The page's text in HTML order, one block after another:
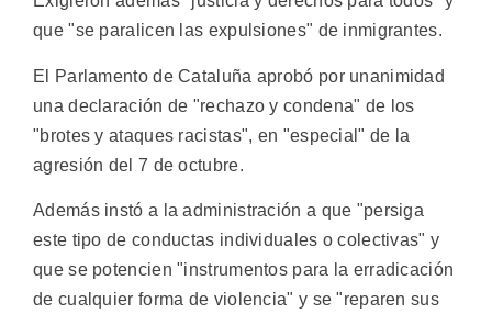
que "se paralicen las expulsiones" de inmigrantes.
El Parlamento de Cataluña aprobó por unanimidad
una declaración de "rechazo y condena" de los
"brotes y ataques racistas", en "especial" de la
agresión del 7 de octubre.
Además instó a la administración a que "persiga
este tipo de conductas individuales o colectivas" y
que se potencien "instrumentos para la erradicación
de cualquier forma de violencia" y se "reparen sus